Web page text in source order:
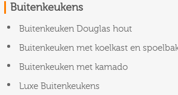
Buitenkeukens
Buitenkeuken Douglas hout
Buitenkeuken met koelkast en
Buitenkeuken met kamado
Luxe Buitenkeukens